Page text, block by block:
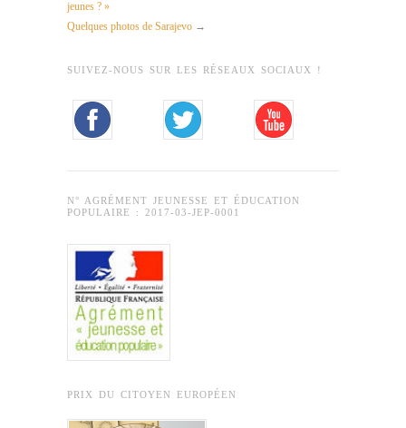
jeunes ? »
Quelques photos de Sarajevo →
SUIVEZ-NOUS SUR LES RÉSEAUX SOCIAUX !
N° AGRÉMENT JEUNESSE ET ÉDUCATION
POPULAIRE : 2017-03-JEP-0001
PRIX DU CITOYEN EUROPÉEN